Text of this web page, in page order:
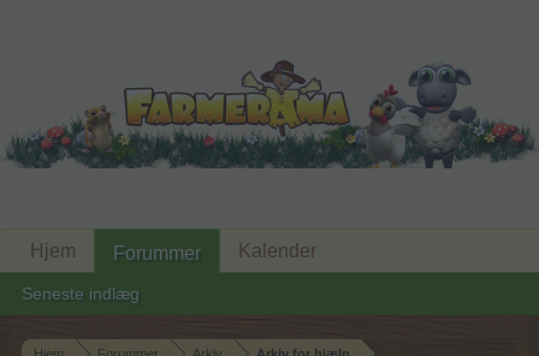
Hjem Forummer
Seneste indlæg
Kalender